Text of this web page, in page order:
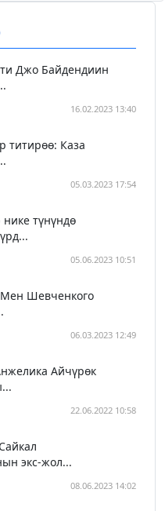
Джо Байдендиин
16.02.2023 13:40
титирөө: Каза
05.03.2023 17:54
түнүндө
05.06.2023 10:51
Мен Шевченкого
06.03.2023 12:49
Айчүрөк
22.06.2022 10:58
экс-жол...
08.06.2023 14:02